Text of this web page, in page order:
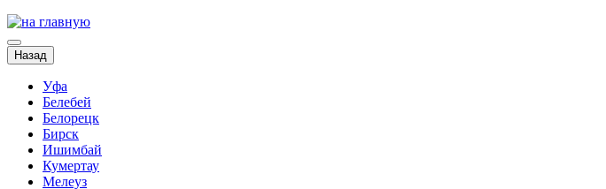
Назад
Уфа
Белебей
Белорецк
Бирск
Ишимбай
Кумертау
Мелеуз